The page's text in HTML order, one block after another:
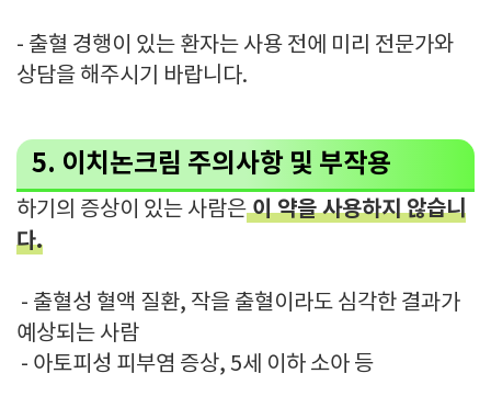
- 출혈 경행이 있는 환자는 사용 전에 미리 전문가와
상담을 해주시기 바랍니다.
5. 이치논크림 주의사항 및 부작용
하기의 증상이 있는 사람은이 약을 사용하지 않습니
다.
- 출혈성 혈액 질환, 작을 출혈이라도 심각한 결과가
예상되는 사람
- 아토피성 피부염 증상, 5세 이하 소아 등